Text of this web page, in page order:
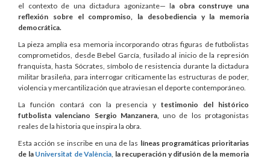
el contexto de una dictadura agonizante— la obra construye una
reflexión sobre el compromiso, la desobediencia y la memoria
democrática.
La pieza amplía esa memoria incorporando otras figuras de futbolistas
comprometidos, desde Bebel García, fusilado al inicio de la represión
franquista, hasta Sócrates, símbolo de resistencia durante la dictadura
militar brasileña, para interrogar críticamente las estructuras de poder,
violencia y mercantilización que atraviesan el deporte contemporáneo.
La función contará con la presencia ytestimonio del histórico
futbolista valenciano Sergio Manzanera, uno de los protagonistas
reales de la historia que inspira la obra.
Esta acción se inscribe en una de las líneas programáticas prioritarias
de la Universitat de València la recuperación y difusión de la memoria